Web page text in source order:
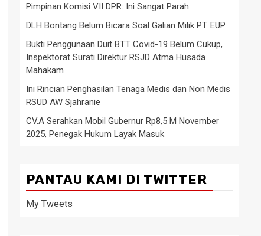
Pimpinan Komisi VII DPR: Ini Sangat Parah
DLH Bontang Belum Bicara Soal Galian Milik PT. EUP
Bukti Penggunaan Duit BTT Covid-19 Belum Cukup,
Inspektorat Surati Direktur RSJD Atma Husada
Mahakam
Ini Rincian Penghasilan Tenaga Medis dan Non Medis
RSUD AW Sjahranie
CV.A Serahkan Mobil Gubernur Rp8,5 M November
2025, Penegak Hukum Layak Masuk
PANTAU KAMI DI TWITTER
My Tweets